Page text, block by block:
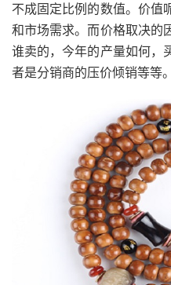
不成固定比例的数值。价值
和市场需求。而价格取决的
谁卖的，今年的产量如何，
者是分销商的压价倾销等等。